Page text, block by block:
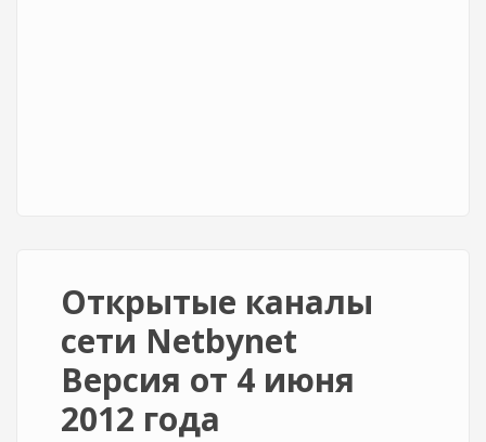
Открытые каналы
сети Netbynet
Версия от 4 июня
2012 года